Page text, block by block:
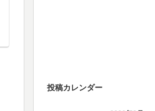
投稿カレンダー